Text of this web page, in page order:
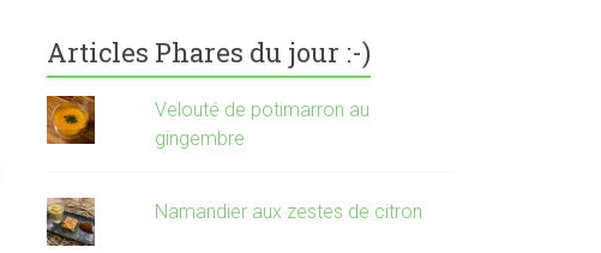
Articles Phares du jour :-)
Velouté de potimarron au
gingembre
Namandier aux zestes de citron